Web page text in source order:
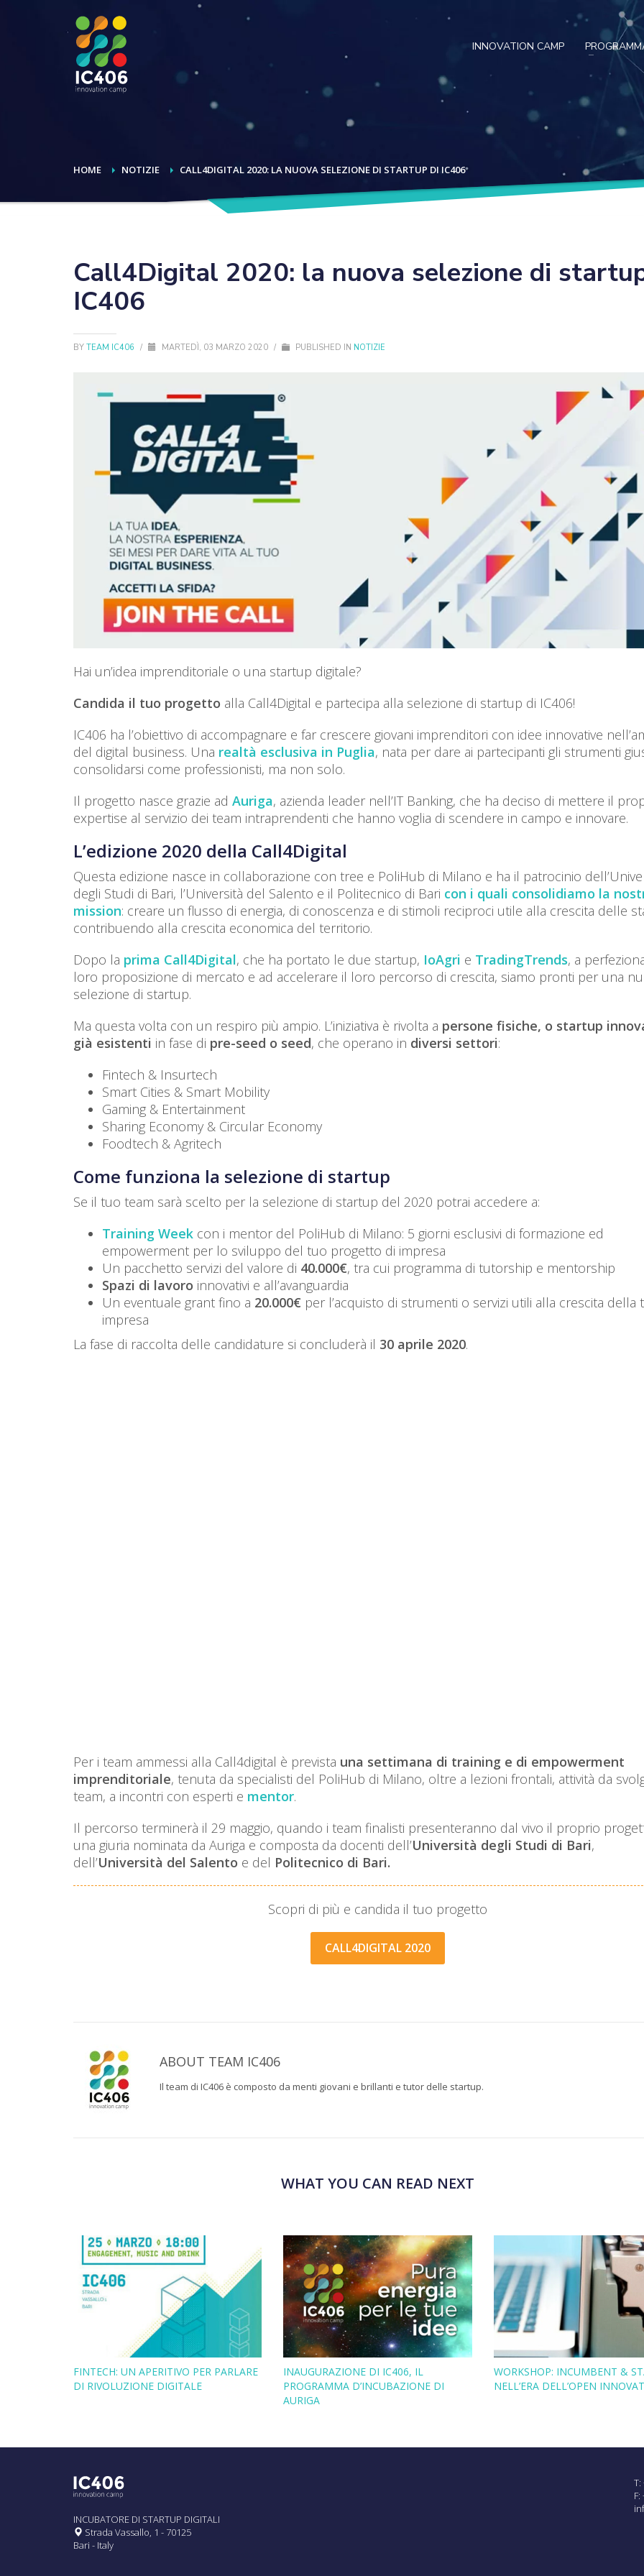
INNOVATION CAMP
HOME NOTIZIE CALL4DIGITAL 2020: LA NUOVA SELEZIONE DI STARTUP DI IC406
Call4Digital 2020: la nuova selezione di
IC406
BY TEAM IC406 / MARTEDÌ, 03 MARZO 2020 / PUBLISHED IN NOTIZIE
Hai un’idea imprenditoriale o una startup digitale?
Candida il tuo progetto alla Call4Digital e partecipa alla selezione di startup di IC406!
IC406 ha l’obiettivo di accompagnare e far crescere giovani imprenditori con idee innovative
del digital business. Una realtà esclusiva in Puglia, nata per dare ai partecipanti gli strumenti
consolidarsi come professionisti, ma non solo.
Il progetto nasce grazie ad Auriga, azienda leader nell’IT Banking, che ha deciso di mettere il
expertise al servizio dei team intraprendenti che hanno voglia di scendere in campo e innovare.
L’edizione 2020 della Call4Digital
Questa edizione nasce in collaborazione con tree e PoliHub di Milano e ha il patrocinio
degli Studi di Bari, l’Università del Salento e il Politecnico di Bari con i quali consolidiamo la
mission: creare un flusso di energia, di conoscenza e di stimoli reciproci utile alla crescita delle
contribuendo alla crescita economica del territorio.
Dopo la prima Call4Digital, che ha portato le due startup, IoAgri e TradingTrends, a
loro proposizione di mercato e ad accelerare il loro percorso di crescita, siamo pronti per una
selezione di startup.
Ma questa volta con un respiro più ampio. L’iniziativa è rivolta a persone fisiche, o startup
già esistenti in fase di pre-seed o seed, che operano in diversi settori:
Fintech & Insurtech
Smart Cities & Smart Mobility
Gaming & Entertainment
Sharing Economy & Circular Economy
Foodtech & Agritech
Come funziona la selezione di startup
Se il tuo team sarà scelto per la selezione di startup del 2020 potrai accedere a:
Training Week con i mentor del PoliHub di Milano: 5 giorni esclusivi di formazione ed
empowerment per lo sviluppo del tuo progetto di impresa
Un pacchetto servizi del valore di 40.000€, tra cui programma di tutorship e mentorship
Spazi di lavoro innovativi e all’avanguardia
Un eventuale grant fino a 20.000€ per l’acquisto di strumenti o servizi utili alla crescita della
impresa
La fase di raccolta delle candidature si concluderà il 30 aprile 2020.
Per i team ammessi alla Call4digital è prevista una settimana di training e di empowerment
imprenditoriale, tenuta da specialisti del PoliHub di Milano, oltre a lezioni frontali, attività da
team, a incontri con esperti e mentor.
Il percorso terminerà il 29 maggio, quando i team finalisti presenteranno dal vivo il proprio
una giuria nominata da Auriga e composta da docenti dell’Università degli Studi di Bari,
dell’Università del Salento e del Politecnico di Bari.
Scopri di più e candida il tuo progetto
CALL4DIGITAL 2020
ABOUT TEAM IC406
Il team di IC406 è composto da menti giovani e brillanti e tutor delle startup.
WHAT YOU CAN READ NEXT
FINTECH: UN APERITIVO PER PARLARE
DI RIVOLUZIONE DIGITALE
INAUGURAZIONE DI IC406, IL
PROGRAMMA D’INCUBAZIONE DI
AURIGA
WORKSHOP: INCUMBENT &
NELL’ERA DELL’OPEN
INCUBATORE DI STARTUP DIGITALI
Strada Vassallo, 1 - 70125
Bari - Italy
T: